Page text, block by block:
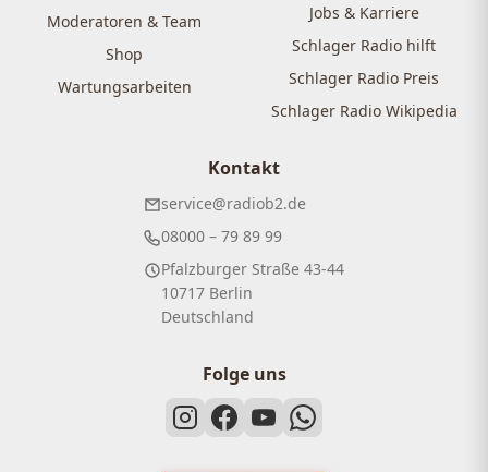
Moderatoren & Team
Shop
Wartungsarbeiten
Jobs & Karriere
Schlager Radio hilft
Schlager Radio Preis
Schlager Radio Wikipedia
Kontakt
service@radiob2.de
08000 – 79 89 99
Pfalzburger Straße 43-44
10717 Berlin
Deutschland
Folge uns